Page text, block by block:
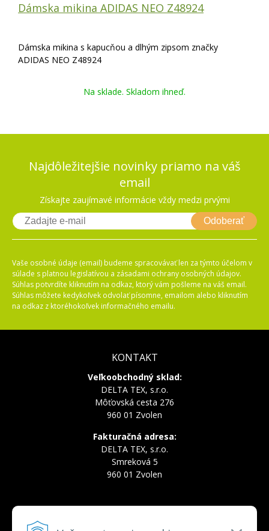
Dámska mikina ADIDAS NEO Z48924
Dámska mikina s kapucňou a dlhým zipsom značky
ADIDAS NEO Z48924
Na sklade. Skladom ihneď.
Najdôležitejšie novinky priamo na váš
email
Získajte zaujímavé informácie vždy medzi prvými
Odoberať
Vaše osobné údaje (email) budeme spracovávať len za týmto účelom v
súlade s platnou legislatívou a zásadami ochrany osobných údajov.
Súhlas potvrdíte kliknutím na odkaz, ktorý vám pošleme na váš email.
Súhlas môžete kedykoľvek odvolať písomne, emailom alebo kliknutím
na odkaz z ktoréhokoľvek informačného emailu.
KONTAKT
Veľkoobchodný sklad:
DELTA TEX, s.r.o.
Môťovská cesta 276
960 01 Zvolen
Fakturačná adresa:
DELTA TEX, s.r.o.
Smreková 5
960 01 Zvolen